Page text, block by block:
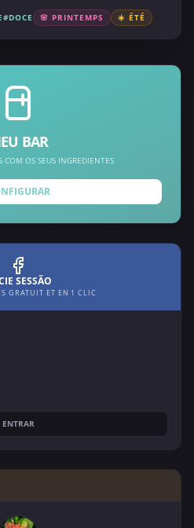
#DOCE 🌸 PRINTEMPS ☀️ ÉTÉ
BAR
COM OS SEUS INGREDIENTES
SESSÃO
GRATUIT ET EN 1 CLIC
ENTRAR